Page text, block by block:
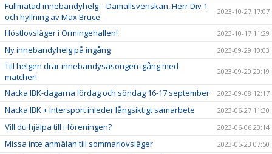
Fullmatad innebandyhelg – Damallsvenskan, Herr Div 1
och hyllning av Max Bruce
2023-10-27 17:07
Höstlovsläger i Ormingehallen! 2023-10-17 11:29
Ny innebandyhelg på ingång 2023-09-29 10:03
Till helgen drar innebandysäsongen igång med
matcher!
2023-09-20 20:19
Nacka IBK-dagarna lördag och söndag 16-17 september 2023-09-08 12:17
Nacka IBK + Intersport inleder långsiktigt samarbete 2023-06-27 11:30
Vill du hjälpa till i föreningen? 2023-06-06 23:14
Missa inte anmälan till sommarlovsläger 2023-05-23 07:50